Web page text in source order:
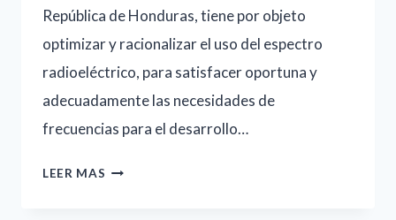
DE
OPERADORES
AUTORIZADOS
República de Honduras, tiene por objeto
optimizar y racionalizar el uso del espectro
radioeléctrico, para satisfacer oportuna y
adecuadamente las necesidades de
frecuencias para el desarrollo…
LEER MAS RESOLUCIÓN